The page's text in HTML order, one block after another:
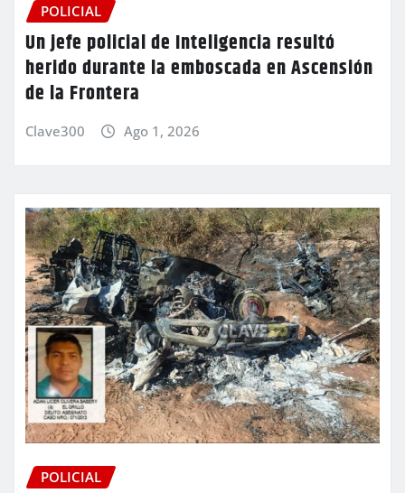
POLICIAL
Un jefe policial de Inteligencia resultó
herido durante la emboscada en Ascensión
de la Frontera
Clave300 Ago 1, 2026
POLICIAL